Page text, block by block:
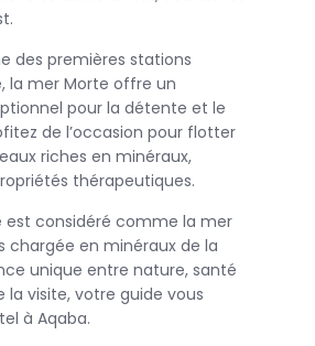
des premières stations
la mer Morte offre un
pour la détente et le
de l’occasion pour flotter
riches en minéraux,
thérapeutiques.
est considéré comme la mer
chargée en minéraux de la
unique entre nature, santé
la visite, votre guide vous
à Aqaba.